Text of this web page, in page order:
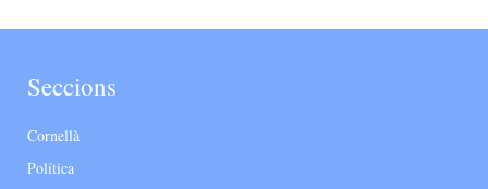
Seccions
Cornellà
Política